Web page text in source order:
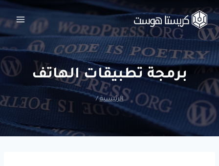
إلى
المحتوى
برمجة تطبيقات الهاتف
الرئيسية /
مساعد كريستا هوست